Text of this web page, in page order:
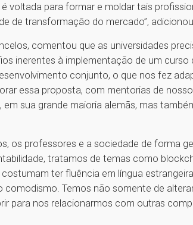
voltada para formar e moldar tais
de transformação do mercado”,
comentou que as universidades
inerentes à implementação de um curso
conjunto, o que nos fez
essa proposta, com mentorias de
sua grande maioria alemãs, mas
os professores e a sociedade de forma
tratamos de temas como
ter fluência em língua
Temos não somente de
para nos relacionarmos com outras